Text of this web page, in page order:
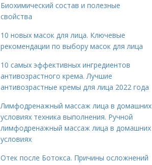
Биохимический состав и полезные
свойства
10 новых масок для лица. Ключевые
рекомендации по выбору масок для лица
10 самых эффективных ингредиентов
антивозрастного крема. Лучшие
антивозрастные кремы для лица 2022 года
Лимфодренажный массаж лица в домашних
условиях техника выполнения. Ручной
лимфодренажный массаж лица в домашних
условиях
Отек после Ботокса. Причины осложнений